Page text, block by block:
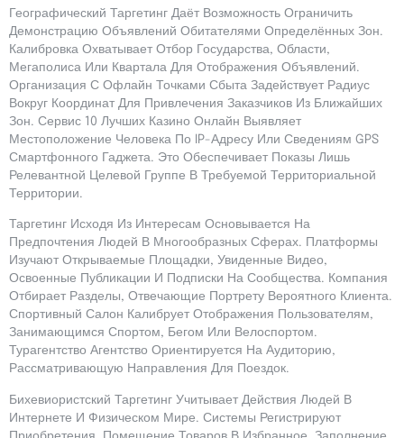
Географический Таргетинг Даёт Возможность Ограничить
Демонстрацию Объявлений Обитателями Определённых Зон.
Калибровка Охватывает Отбор Государства, Области,
Мегаполиса Или Квартала Для Отображения Объявлений.
Организация С Офлайн Точками Сбыта Задействует Радиус
Вокруг Координат Для Привлечения Заказчиков Из Ближайших
Зон. Сервис 10 Лучших Казино Онлайн Выявляет
Местоположение Человека По IP-Адресу Или Сведениям GPS
Смартфонного Гаджета. Это Обеспечивает Показы Лишь
Релевантной Целевой Группе В Требуемой Территориальной
Территории.
Таргетинг Исходя Из Интересам Основывается На
Предпочтения Людей В Многообразных Сферах. Платформы
Изучают Открываемые Площадки, Увиденные Видео,
Освоенные Публикации И Подписки На Сообщества. Компания
Отбирает Разделы, Отвечающие Портрету Вероятного Клиента.
Спортивный Салон Калибрует Отображения Пользователям,
Занимающимся Спортом, Бегом Или Велоспортом.
Турагентство Агентство Ориентируется На Аудиторию,
Рассматривающую Направления Для Поездок.
Бихевиористский Таргетинг Учитывает Действия Людей В
Интернете И Физическом Мире. Системы Регистрируют